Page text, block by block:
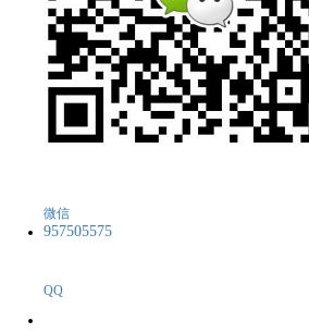
微信
957505575
QQ